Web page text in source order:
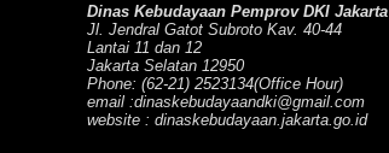
Dinas Kebudayaan Pemprov DKI Jakarta
Jl. Jendral Gatot Subroto Kav. 40-44
Lantai 11 dan 12
Jakarta Selatan 12950
Phone: (62-21) 2523134(Office Hour)
email :dinaskebudayaandki@gmail.com
website : dinaskebudayaan.jakarta.go.id